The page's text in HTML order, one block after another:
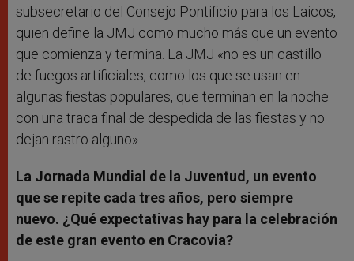
subsecretario del Consejo Pontificio para los Laicos,
quien define la JMJ como mucho más que un evento
que comienza y termina. La JMJ «no es un castillo
de fuegos artificiales, como los que se usan en
algunas fiestas populares, que terminan en la noche
con una traca final de despedida de las fiestas y no
dejan rastro alguno».
La Jornada Mundial de la Juventud, un evento
que se repite cada tres años, pero siempre
nuevo. ¿Qué expectativas hay para la celebración
de este gran evento en Cracovia?